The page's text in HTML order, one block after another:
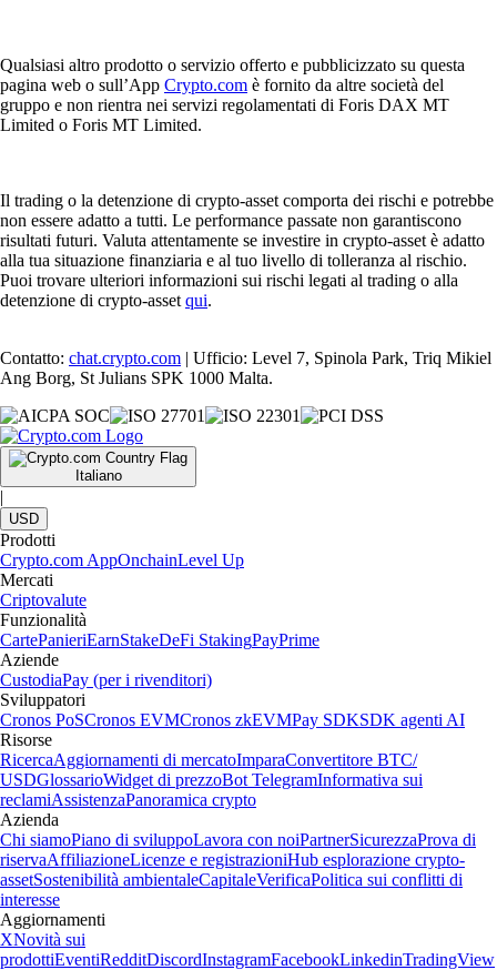
Qualsiasi altro prodotto o servizio offerto e pubblicizzato su questa
pagina web o sull’App Crypto.com è fornito da altre società del
gruppo e non rientra nei servizi regolamentati di Foris DAX MT
Limited o Foris MT Limited.
Il trading o la detenzione di crypto-asset comporta dei rischi e potrebbe
non essere adatto a tutti. Le performance passate non garantiscono
risultati futuri. Valuta attentamente se investire in crypto-asset è adatto
alla tua situazione finanziaria e al tuo livello di tolleranza al rischio.
Puoi trovare ulteriori informazioni sui rischi legati al trading o alla
detenzione di crypto-asset qui.
Contatto: chat.crypto.com | Ufficio: Level 7, Spinola Park, Triq Mikiel
Ang Borg, St Julians SPK 1000 Malta.
Italiano
|
USD
Prodotti
Crypto.com AppOnchainLevel Up
Mercati
Criptovalute
Funzionalità
CartePanieriEarnStakeDeFi StakingPayPrime
Aziende
CustodiaPay (per i rivenditori)
Sviluppatori
Cronos PoSCronos EVMCronos zkEVMPay SDKSDK agenti AI
Risorse
RicercaAggiornamenti di mercatoImparaConvertitore BTC/
USDGlossarioWidget di prezzoBot TelegramInformativa sui
reclamiAssistenzaPanoramica crypto
Azienda
Chi siamoPiano di sviluppoLavora con noiPartnerSicurezzaProva di
riservaAffiliazioneLicenze e registrazioniHub esplorazione crypto-
assetSostenibilità ambientaleCapitaleVerificaPolitica sui conflitti di
interesse
Aggiornamenti
XNovità sui
prodottiEventiRedditDiscordInstagramFacebookLinkedinTradingView